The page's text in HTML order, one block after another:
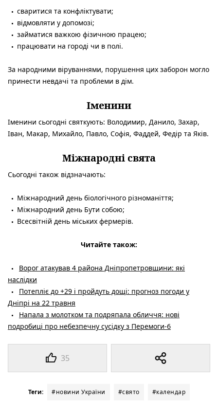
35
сваритися та конфліктувати;
відмовляти у допомозі;
займатися важкою фізичною працею;
працювати на городі чи в полі.
За народними віруваннями, порушення цих заборон могло
принести невдачі та проблеми в дім.
Іменини
Іменини сьогодні святкують: Володимир, Данило, Захар,
Іван, Макар, Михайло, Павло, Софія, Фаддей, Федір та Яків.
Міжнародні свята
Сьогодні також відзначають:
Міжнародний день біологічного різноманіття;
Міжнародний день Бути собою;
Всесвітній день міських фермерів.
Читайте також:
Ворог атакував 4 района Дніпропетровщини: які
наслідки
Потепліє до +29 і пройдуть дощі: прогноз погоди у
Дніпрі на 22 травня
Напала з молотком та подряпала обличчя: нові
подробиці про небезпечну сусідку з Перемоги-6
Теги: #новини України #свято #календар